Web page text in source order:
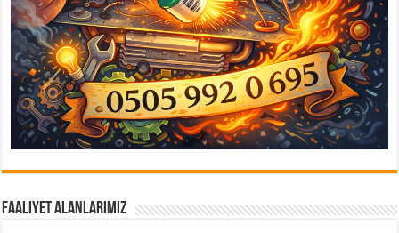
Faaliyet Alanlarımız